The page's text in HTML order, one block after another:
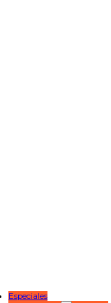
Especiales